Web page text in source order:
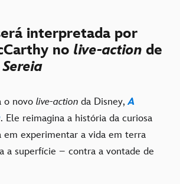
interpretada por
no live-action de
o novo live-action da Disney,A
. Ele reimagina a história da curiosa
em experimentar a vida em terra
a superfície – contra a vontade de